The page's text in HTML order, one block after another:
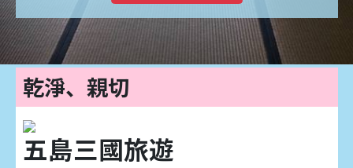
乾淨、親切
五島三國旅遊